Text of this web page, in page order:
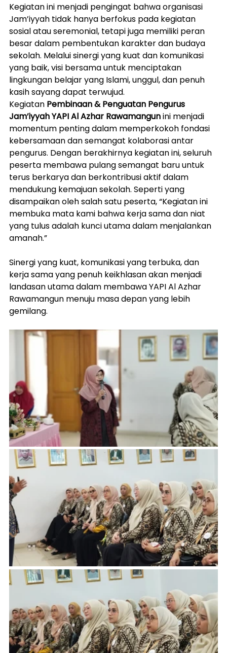
Kegiatan ini menjadi pengingat bahwa organisasi
Jam’iyyah tidak hanya berfokus pada kegiatan
sosial atau seremonial, tetapi juga memiliki peran
besar dalam pembentukan karakter dan budaya
sekolah. Melalui sinergi yang kuat dan komunikasi
yang baik, visi bersama untuk menciptakan
lingkungan belajar yang Islami, unggul, dan penuh
kasih sayang dapat terwujud.
Kegiatan Pembinaan & Penguatan Pengurus
Jam’iyyah YAPI Al Azhar Rawamangun ini menjadi
momentum penting dalam memperkokoh fondasi
kebersamaan dan semangat kolaborasi antar
pengurus. Dengan berakhirnya kegiatan ini, seluruh
peserta membawa pulang semangat baru untuk
terus berkarya dan berkontribusi aktif dalam
mendukung kemajuan sekolah. Seperti yang
disampaikan oleh salah satu peserta, “Kegiatan ini
membuka mata kami bahwa kerja sama dan niat
yang tulus adalah kunci utama dalam menjalankan
amanah.”
Sinergi yang kuat, komunikasi yang terbuka, dan
kerja sama yang penuh keikhlasan akan menjadi
landasan utama dalam membawa YAPI Al Azhar
Rawamangun menuju masa depan yang lebih
gemilang.